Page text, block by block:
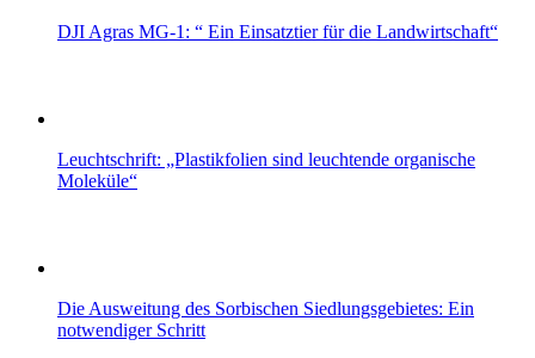
DJI Agras MG-1: “ Ein Einsatztier für die Landwirtschaft“
Leuchtschrift: „Plastikfolien sind leuchtende organische
Moleküle“
Die Ausweitung des Sorbischen Siedlungsgebietes: Ein
notwendiger Schritt